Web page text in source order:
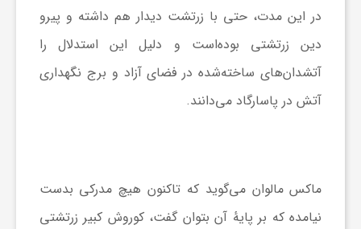
در این مدت، حتی با زرتشت دیدار هم داشته و پیرو
دین زرتشتی بوده‌است و دلیل این استدلال را
آتشدان‌های ساخته‌شده در فضای آزاد و برج نگهداری
آتش در پاسارگاد می‌دانند.
ماکس مالوان می‌گوید که تاکنون هیچ مدرکی بدست
نیامده که بر پایهٔ آن بتوان گفت، کوروش کبیر زرتشتی